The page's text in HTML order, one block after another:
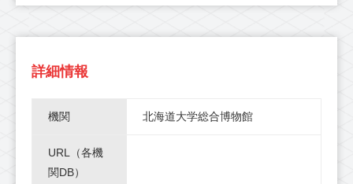
詳細情報
機関 北海道大学総合博物館
URL（各機
関DB）